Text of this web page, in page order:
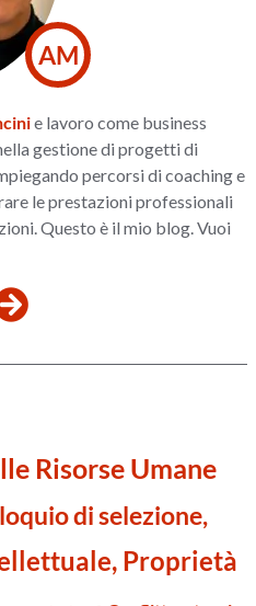
AM
e lavoro come business
gestione di progetti di
percorsi di coaching e
le prestazioni professionali
Questo è il mio blog. Vuoi
Risorse Umane
di selezione,
Proprietà